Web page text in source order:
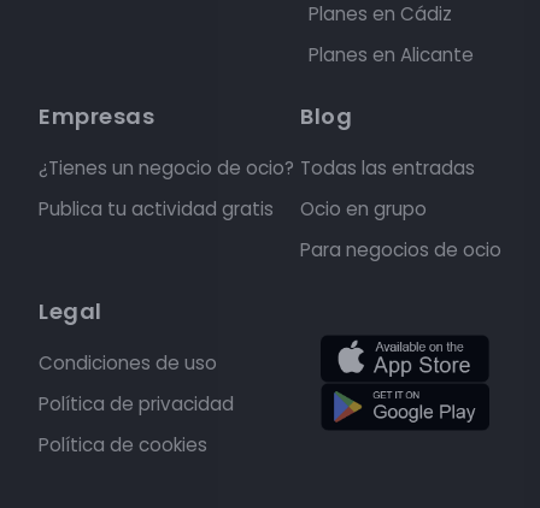
Planes en Cádiz
Planes en Alicante
Empresas
¿Tienes un negocio de ocio?
Publica tu actividad gratis
Blog
Todas las entradas
Ocio en grupo
Para negocios de ocio
Legal
Condiciones de uso
Política de privacidad
Política de cookies